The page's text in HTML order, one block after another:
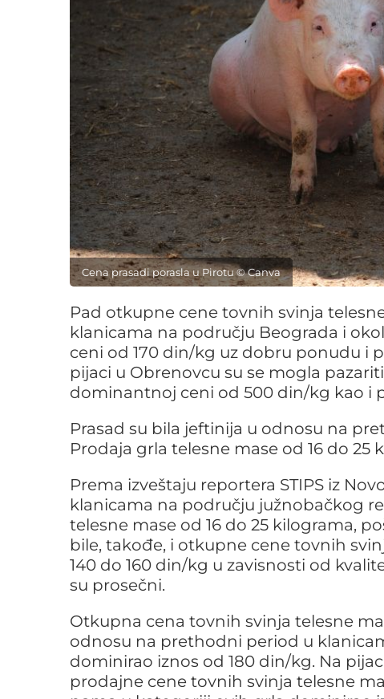
Cena prasadi porasla u Pirotu © Canva
Pad otkupne cene tovnih svinja
klanicama na području Beograda i
ceni od 170 din/kg uz dobru ponudu i
pijaci u Obrenovcu su se mogla
dominantnoj ceni od 500 din/kg kao i
Prasad su bila jeftinija u odnosu na
Prodaja grla telesne mase od 16 do 25
Prema izveštaju reportera STIPS iz
klanicama na području južnobačkog
telesne mase od 16 do 25 kilograma,
bile, takođe, i otkupne cene tovnih
140 do 160 din/kg u zavisnosti od
su prosečni.
Otkupna cena tovnih svinja telesne
odnosu na prethodni period u
dominirao iznos od 180 din/kg. Na
prodajne cene tovnih svinja telesne